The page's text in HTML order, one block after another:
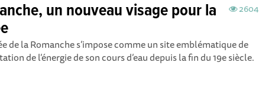
2604
un nouveau visage pour la
de la Romanche s’impose comme un site emblématique de
de l’énergie de son cours d’eau depuis la fin du 19e siècle.